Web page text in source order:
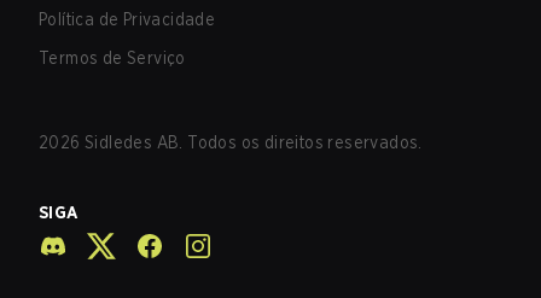
Política de Privacidade
Termos de Serviço
2026 Sidledes AB. Todos os direitos reservados.
SIGA